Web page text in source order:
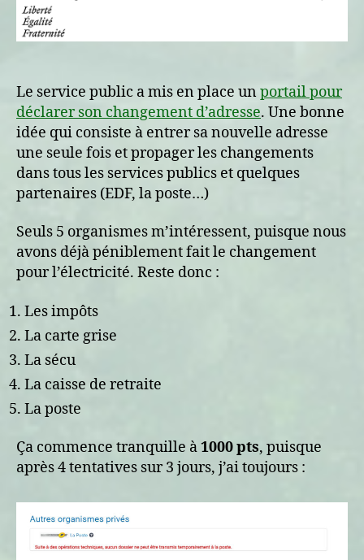
Le service public a mis en place unportail pour
déclarer son changement d’adresse. Une bonne
idée qui consiste à entrer sa nouvelle adresse
une seule fois et propager les changements
dans tous les services publics et quelques
partenaires (EDF, la poste…)
Seuls 5 organismes m’intéressent, puisque nous
avons déjà péniblement fait le changement
pour l’électricité. Reste donc :
Les impôts
La carte grise
La sécu
La caisse de retraite
La poste
Ça commence tranquille à1000 pts, puisque
après 4 tentatives sur 3 jours, j’ai toujours :